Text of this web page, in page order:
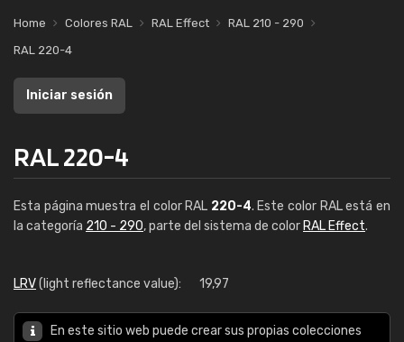
Home Colores RAL RAL Effect
RAL 210 - 290
RAL 220-4
Iniciar sesión
RAL 220-4
Esta página muestra el color RAL 220-4. Este color RAL está en
la categoría 210 - 290, parte del sistema de color RAL Effect.
LRV(light reflectance value): 19,97
En este sitio web puede crear sus propias colecciones